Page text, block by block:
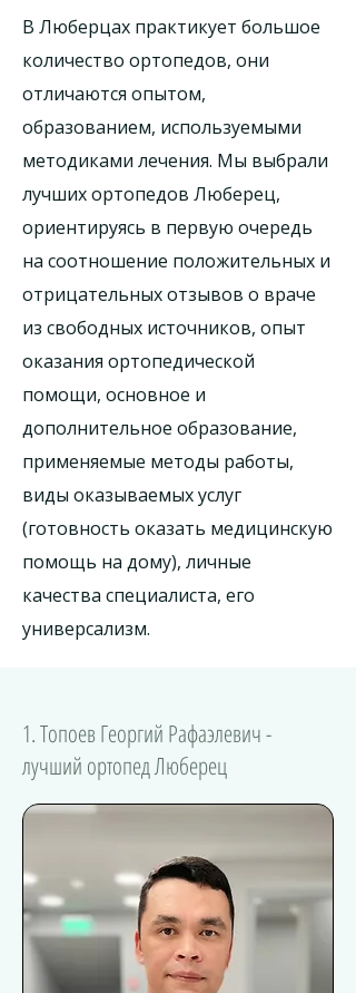
В Люберцах практикует большое
количество ортопедов, они
отличаются опытом,
образованием, используемыми
методиками лечения. Мы выбрали
лучших ортопедов Люберец,
ориентируясь в первую очередь
на соотношение положительных и
отрицательных отзывов о враче
из свободных источников, опыт
оказания ортопедической
помощи, основное и
дополнительное образование,
применяемые методы работы,
виды оказываемых услуг
(готовность оказать медицинскую
помощь на дому), личные
качества специалиста, его
универсализм.
1. Топоев Георгий Рафаэлевич -
лучший ортопед Люберец